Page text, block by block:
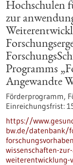
Hochschulen
zur
Programms
Angewandte
Förderprogramm,
Einreichungsfrist:
https://
bw.de/datenbank/
wissenschaften-
weiterentwicklung-